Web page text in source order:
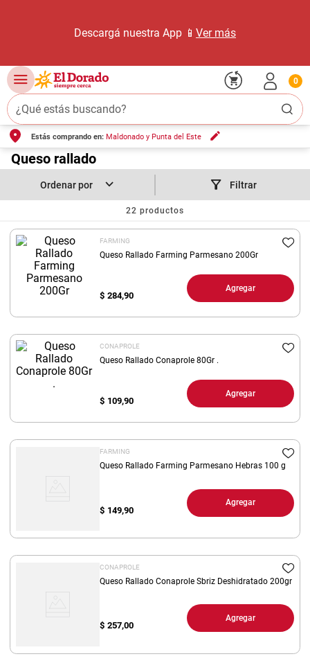
Descargá nuestra App 📱 Ver más
¿Qué estás buscando?
0
Estás comprando en: Maldonado y Punta del Este
Queso rallado
Filtrar
22 productos
FARMING
Queso Rallado Farming Parmesano 200Gr
$ 284,90
Agregar
CONAPROLE
Queso Rallado Conaprole 80Gr .
$ 109,90
Agregar
FARMING
Queso Rallado Farming Parmesano Hebras 100 g
$ 149,90
Agregar
CONAPROLE
Queso Rallado Conaprole Sbriz Deshidratado 200gr
$ 257,00
Agregar
TÉRMINOS MÁS BUSCADOS
leche
4. queso
5 . pollo
. bondiola
. fideos